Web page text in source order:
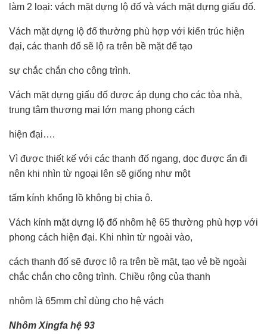
làm 2 loại: vách mặt dựng lộ đố và vách mặt dựng giấu đố.
Vách mặt dựng lộ đố thường phù hợp với kiến trúc hiện
đại, các thanh đố sẽ lộ ra trên bề mặt để tạo
sự chắc chắn cho công trình.
Vách mặt dựng giấu đố được áp dụng cho các tòa nhà,
trung tâm thương mại lớn mang phong cách
hiện đại….
Vì được thiết kế với các thanh đố ngang, dọc được ẩn đi
nên khi nhìn từ ngoại lên sẽ giống như một
tấm kính khổng lồ không bị chia ô.
Vách kính mặt dựng lộ đố nhôm hệ 65 thường phù hợp với
phong cách hiện đại. Khi nhìn từ ngoài vào,
cách thanh đố sẽ được lộ ra trên bề mặt, tạo vẻ bề ngoài
chắc chắn cho công trình. Chiều rộng của thanh
nhôm là 65mm chỉ dùng cho hệ vách
Nhôm Xingfa hệ 93